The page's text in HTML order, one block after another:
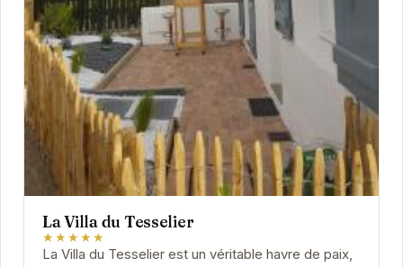
La Villa du Tesselier
★★★★★
La Villa du Tesselier est un véritable havre de paix,